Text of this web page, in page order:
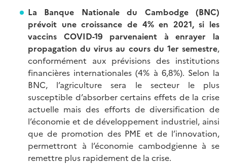
La Banque Nationale du Cambodge (BNC)
prévoit une croissance de 4% en 2021, si les
vaccins COVID-19 parvenaient à enrayer la
propagation du virus au cours du 1er semestre,
conformément aux prévisions des institutions
financières internationales (4% à 6,8%). Selon la
BNC, l’agriculture sera le secteur le plus
susceptible d’absorber certains effets de la crise
actuelle mais des efforts de diversification de
l’économie et de développement industriel, ainsi
que de promotion des PME et de l’innovation,
permettront à l’économie cambodgienne à se
remettre plus rapidement de la crise.